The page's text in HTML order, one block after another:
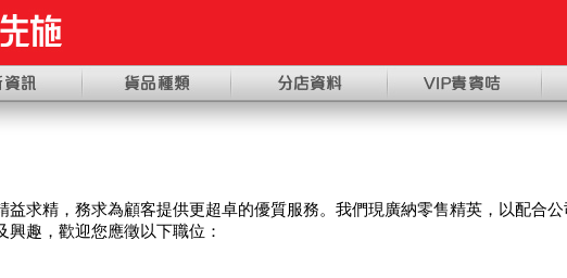
益求精 ， 務求為顧客提供更超卓的優質服務。 我們現廣納零售精英 ， 以配合
興趣 ， 歡迎您應徵以下職位：